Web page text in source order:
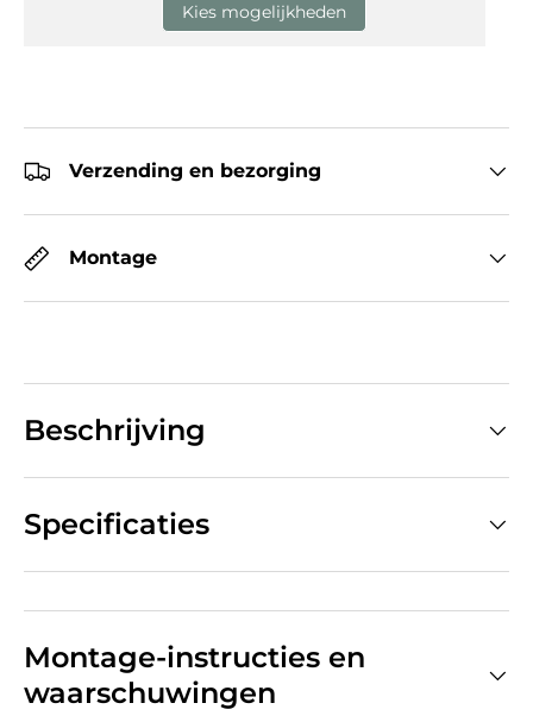
Kies mogelijkheden
Verzending en bezorging
Montage
Beschrijving
Specificaties
Montage-instructies en
waarschuwingen